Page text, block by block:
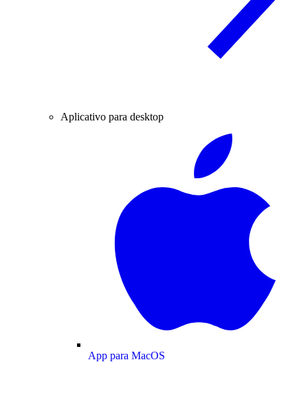
Aplicativo para desktop
App para MacOS